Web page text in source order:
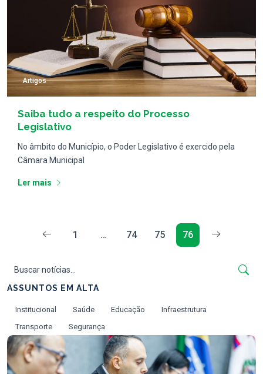
ASSUNTOS EM ALTA
Institucional Saúde Educação
Infraestrutura
Transporte
Segurança
Artigos
Saiba tudo a respeito do Processo
Legislativo
No âmbito do Município, o Poder Legislativo é exercido pela
Câmara Municipal
Ler mais
1 … 74 75 76